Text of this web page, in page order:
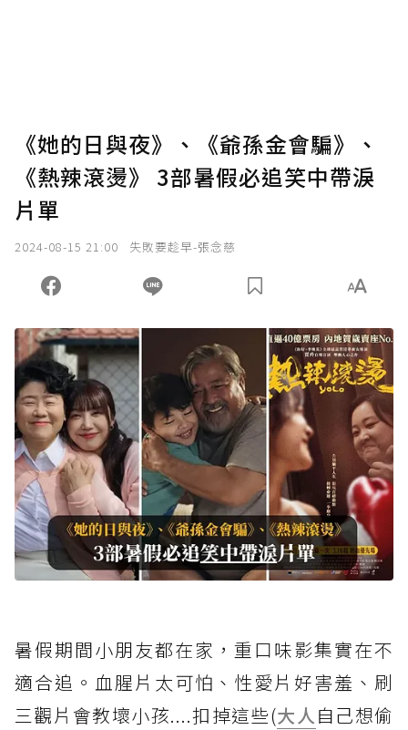
《她的日與夜》、《爺孫金會騙》、
《熱辣滾燙》 3部暑假必追笑中帶淚
片單
2024-08-15 21:00 失敗要趁早-張念慈
暑假期間小朋友都在家，重口味影集實在不
適合追。血腥片太可怕、性愛片好害羞、刷
三觀片會教壞小孩....扣掉這些(大人自己想偷